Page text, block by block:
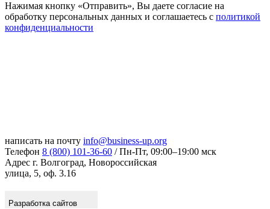
Нажимая кнопку «Отправить», Вы даете согласие на
обработку персональных данных и соглашаетесь с политикой
конфиденциальности
написать на почту info@business-up.org
Телефон 8 (800) 101-36-60 / Пн-Пт, 09:00–19:00 мск
Адрес г. Волгоград, Новороссийская
улица, 5, оф. 3.16
Разработка сайтов